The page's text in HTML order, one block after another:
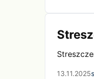
13.11.2025